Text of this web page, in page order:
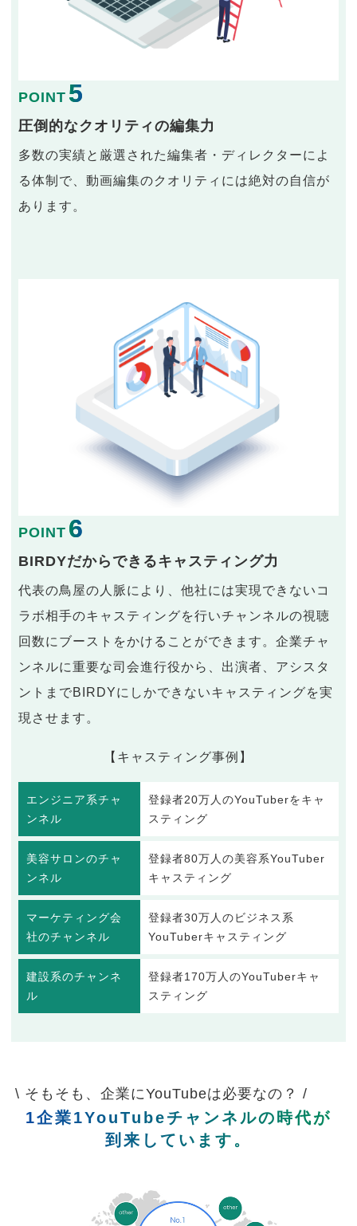
POINT 5
圧倒的なクオリティの編集力
多数の実績と厳選された編集者・ディレクターによ
る体制で、動画編集のクオリティには絶対の自信が
あります。
POINT 6
BIRDYだからできるキャスティング力
代表の鳥屋の人脈により、他社には実現できないコ
ラボ相手のキャスティングを行いチャンネルの視聴
回数にブーストをかけることができます。企業チャ
ンネルに重要な司会進行役から、出演者、アシスタ
ントまでBIRDYにしかできないキャスティングを実
現させます。
【キャスティング事例】
エンジニア系チャ
ンネル
登録者20万人のYouTuberをキャ
スティング
美容サロンのチャ
ンネル
登録者80万人の美容系YouTuber
キャスティング
マーケティング会
社のチャンネル
登録者30万人のビジネス系
YouTuberキャスティング
建設系のチャンネ
ル
登録者170万人のYouTuberキャ
スティング
\ そもそも、企業にYouTubeは必要なの？ /
1企業1YouTubeチャンネルの時代が
到来しています。